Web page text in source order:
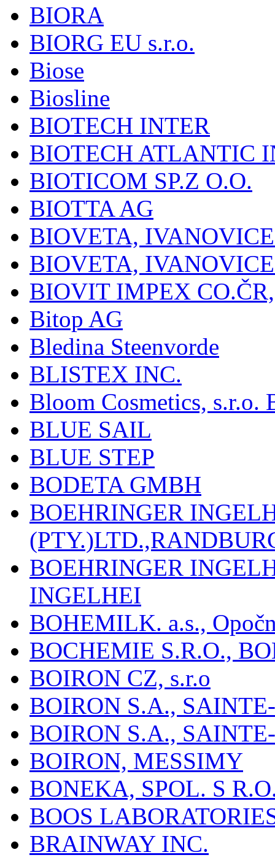
BIORA
BIORG EU s.r.o.
Biose
Biosline
BIOTECH INTER
BIOTECH ATLANTIC
BIOTICOM SP.Z O.O.
BIOTTA AG
BIOVETA,
BIOVETA,
BIOVIT IMPEX
Bitop AG
Bledina Steenvorde
BLISTEX INC.
Bloom Cosmetics, s.r.o.
BLUE SAIL
BLUE STEP
BODETA GMBH
BOEHRINGER
BOEHRINGER
INGELHEI
BOHEMILK. a.s.,
BOCHEMIE S.R.O.,
BOIRON CZ, s.r.o
BOIRON S.A.,
BOIRON S.A.,
BOIRON, MESSIMY
BONEKA, SPOL. S
BOOS
BRAINWAY INC.